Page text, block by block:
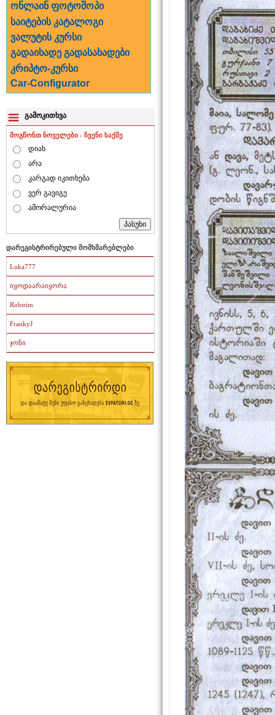
ონლაინ ფოტოშოპი
საიტების კატალოგი
ვალუტის კურსი
გადაიხადე გადასახადები
კრიპტო-კურსი
Car-Configurator
გამოკითხვა
მოგწონთ ნოველები - ჩვენი საქმე
დიახ
არა
კარგად იკითხება
ვერ გავიგე
ამორალურია
დარეგისტრირებული მომხმარებლები
Luka777
იყოდაარაიყორა
Robtrim
FrankyJ
ჯონი